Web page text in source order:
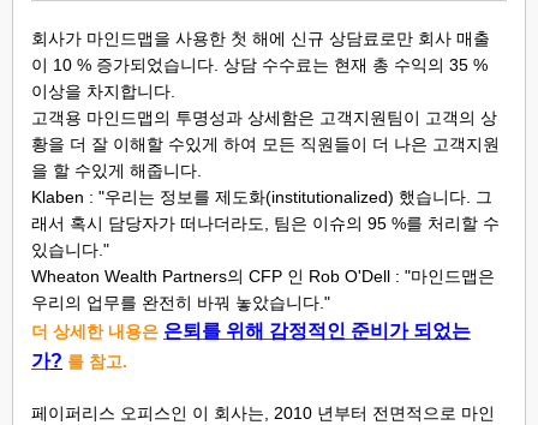
회사가 마인드맵을 사용한 첫 해에 신규 상담료로만 회사 매출
이 10 % 증가되었습니다. 상담 수수료는 현재 총 수익의 35 %
이상을 차지합니다.
고객용 마인드맵의 투명성과 상세함은 고객지원팀이 고객의 상
황을 더 잘 이해할 수있게 하여 모든 직원들이 더 나은 고객지원
을 할 수있게 해줍니다.
Klaben : "우리는 정보를 제도화(institutionalized) 했습니다. 그
래서 혹시 담당자가 떠나더라도, 팀은 이슈의 95 %를 처리할 수
있습니다."
Wheaton Wealth Partners의 CFP 인 Rob O'Dell : "마인드맵은
우리의 업무를 완전히 바꿔 놓았습니다."
더 상세한 내용은 은퇴를 위해 감정적인 준비가 되었는
가? 를 참고.
페이퍼리스 오피스인 이 회사는, 2010 년부터 전면적으로 마인